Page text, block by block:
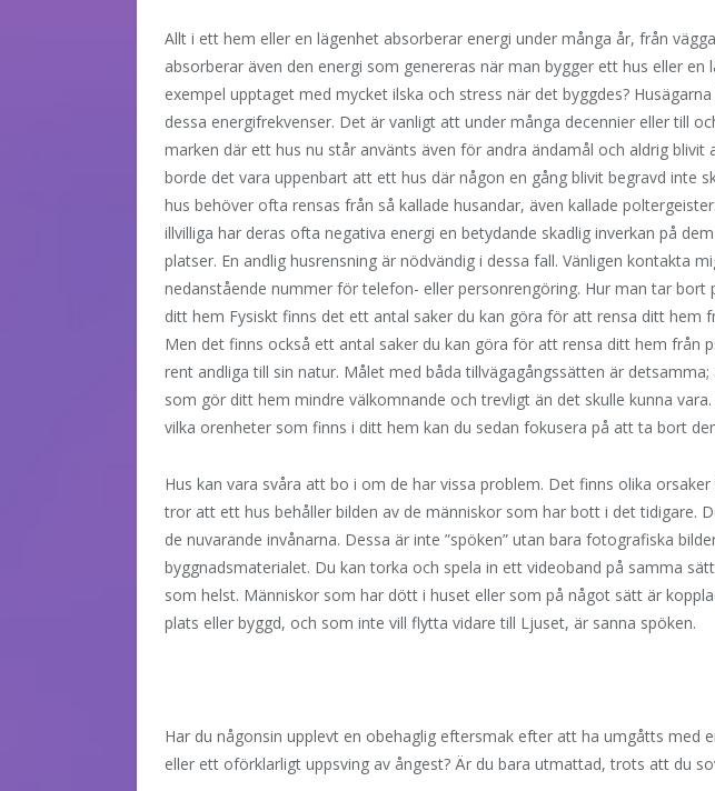
Allt i ett hem eller en lägenhet absorberar energi under många år, från
absorberar även den energi som genereras när man bygger ett hus eller en
exempel upptaget med mycket ilska och stress när det byggdes?
dessa energifrekvenser. Det är vanligt att under många decennier eller till
marken där ett hus nu står använts även för andra ändamål och aldrig blivit
borde det vara uppenbart att ett hus där någon en gång blivit begravd inte
hus behöver ofta rensas från så kallade husandar, även kallade
illvilliga har deras ofta negativa energi en betydande skadlig inverkan på
platser. En andlig husrensning är nödvändig i dessa fall. Vänligen kontakta
nedanstående nummer för telefon- eller personrengöring. Hur man tar bort
ditt hem Fysiskt finns det ett antal saker du kan göra för att rensa ditt hem
Men det finns också ett antal saker du kan göra för att rensa ditt hem från
rent andliga till sin natur. Målet med båda tillvägagångssätten är
som gör ditt hem mindre välkomnande och trevligt än det skulle kunna
vilka orenheter som finns i ditt hem kan du sedan fokusera på att ta bort
Hus kan vara svåra att bo i om de har vissa problem. Det finns olika
tror att ett hus behåller bilden av de människor som har bott i det tidigare.
de nuvarande invånarna. Dessa är inte ”spöken” utan bara fotografiska
byggnadsmaterialet. Du kan torka och spela in ett videoband på samma
som helst. Människor som har dött i huset eller som på något sätt är
plats eller byggd, och som inte vill flytta vidare till Ljuset, är sanna spöken.
Har du någonsin upplevt en obehaglig eftersmak efter att ha umgåtts med
eller ett oförklarligt uppsving av ångest? Är du bara utmattad, trots att du